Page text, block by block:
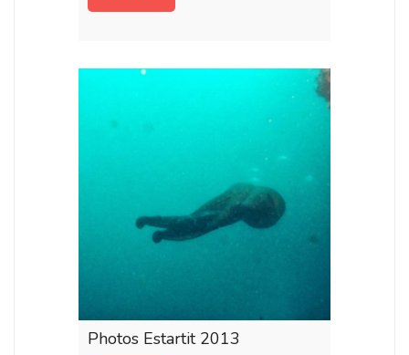
Photos Estartit 2013